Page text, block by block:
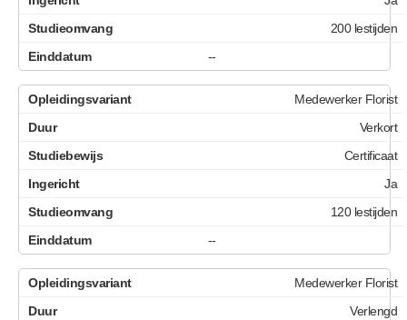
200 lestijden
--
Medewerker Florist
Verkort
Certificaat
Ja
120 lestijden
--
Medewerker Florist
Verlengd